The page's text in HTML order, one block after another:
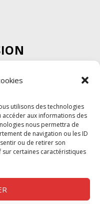
utilisons des technologies
aux informations des
nous permettra de
de navigation ou les ID
ou de retirer son
certaines caractéristiques